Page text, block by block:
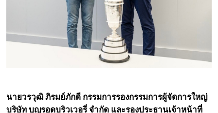
นายวรวุฒิ ภิรมย์ภักดี กรรมการรองกรรมการผู้จัดการใหญ่
บริษัท บุญรอดบริวเวอรี่ จำกัด และรองประธานเจ้าหน้าที่